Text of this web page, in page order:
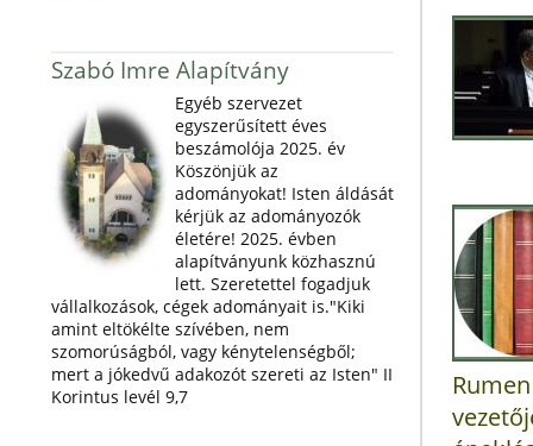
Szabó Imre Alapítvány
Egyéb szervezet
egyszerűsített éves
beszámolója 2025. év
Köszönjük az
adományokat! Isten áldását
kérjük az adományozók
életére! 2025. évben
alapítványunk közhasznú
lett. Szeretettel fogadjuk
vállalkozások, cégek adományait is."Kiki
amint eltökélte szívében, nem
szomorúságból, vagy kénytelenségből;
mert a jókedvű adakozót szereti az Isten" II
Korintus levél 9,7